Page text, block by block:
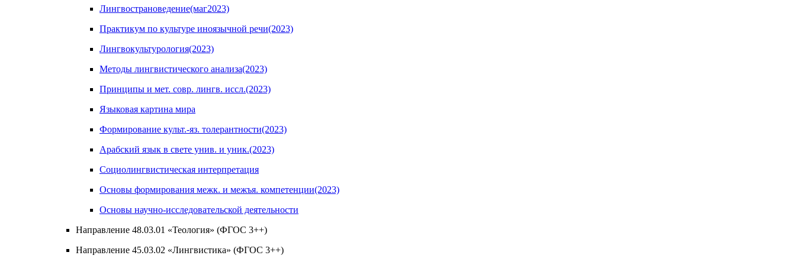
Лингвострановедение(маг2023)
Практикум по культуре иноязычной речи(2023)
Лингвокультурология(2023)
Методы лингвистического анализа(2023)
Принципы и мет. совр. лингв. иссл.(2023)
Языковая картина мира
Формирование культ.-яз. толерантности(2023)
Арабский язык в свете унив. и уник.(2023)
Социолингвистическая интерпретация
Основы формирования межк. и межъя. компетенции(2023)
Основы научно-исследовательской деятельности
Направление 48.03.01 «Теология» (ФГОС 3++)
Направление 45.03.02 «Лингвистика» (ФГОС 3++)